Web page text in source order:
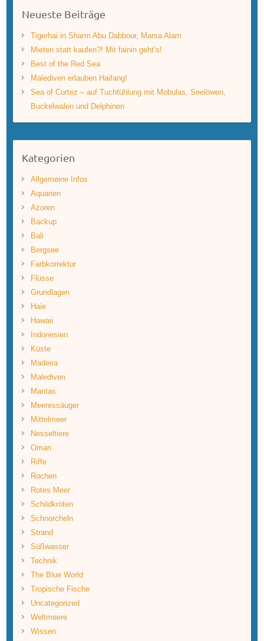
Neueste Beiträge
Tigerhai in Sharm Abu Dabbour, Marsa Alam
Mieten statt kaufen?! Mit fainin geht’s!
Best of the Red Sea
Malediven erlauben Haifang!
Sea of Cortez – auf Tuchfühlung mit Mobulas, Seelöwen,
Buckelwalen und Delphinen
Kategorien
Allgemeine Infos
Aquarien
Azoren
Backup
Bali
Bergsee
Farbkorrektur
Flüsse
Grundlagen
Haie
Hawaii
Indonesien
Küste
Madeira
Malediven
Mantas
Meeressäuger
Mittelmeer
Nesseltiere
Oman
Riffe
Rochen
Rotes Meer
Schildkröten
Schnorcheln
Strand
Süßwasser
Technik
The Blue World
Tropische Fische
Uncategorized
Weltmeere
Wissen